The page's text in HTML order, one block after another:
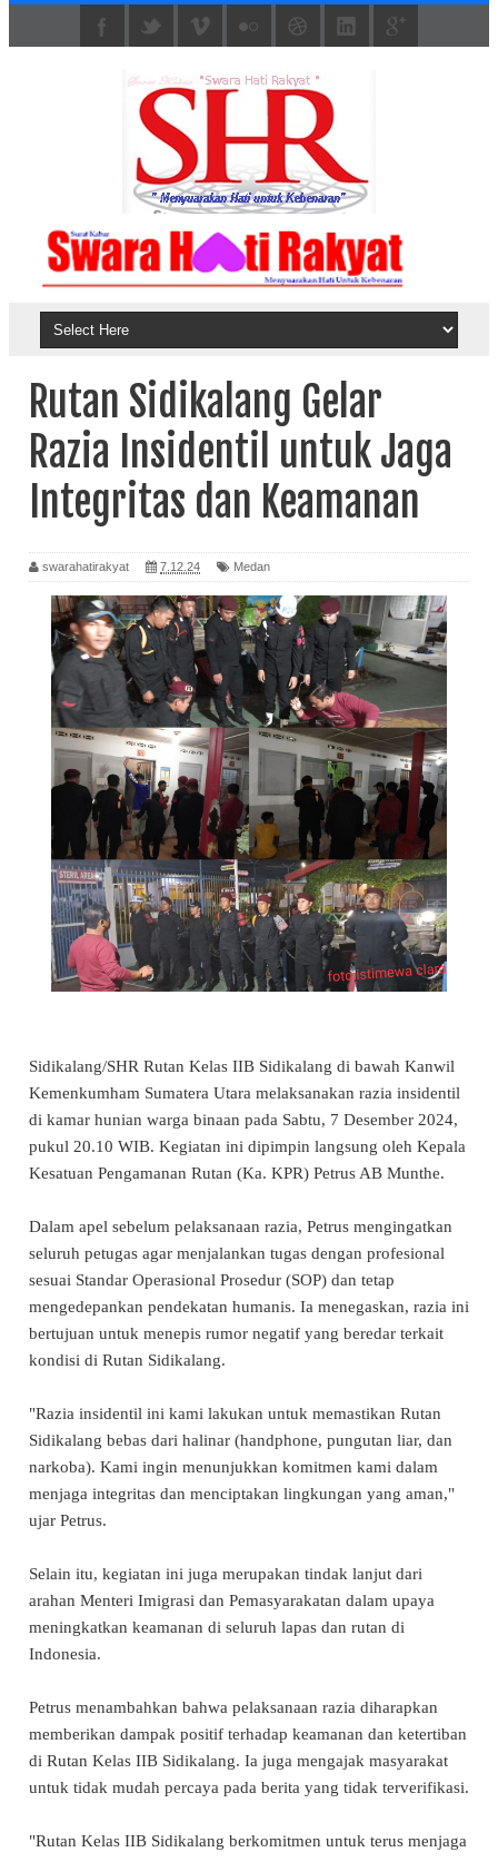
Rutan Sidikalang Gelar
Razia Insidentil untuk Jaga
Integritas dan Keamanan
swarahatirakyat 7.12.24 Medan
Sidikalang/SHR Rutan Kelas IIB Sidikalang di bawah Kanwil
Kemenkumham Sumatera Utara melaksanakan razia insidentil
di kamar hunian warga binaan pada Sabtu, 7 Desember 2024,
pukul 20.10 WIB. Kegiatan ini dipimpin langsung oleh Kepala
Kesatuan Pengamanan Rutan (Ka. KPR) Petrus AB Munthe.
Dalam apel sebelum pelaksanaan razia, Petrus mengingatkan
seluruh petugas agar menjalankan tugas dengan profesional
sesuai Standar Operasional Prosedur (SOP) dan tetap
mengedepankan pendekatan humanis. Ia menegaskan, razia ini
bertujuan untuk menepis rumor negatif yang beredar terkait
kondisi di Rutan Sidikalang.
"Razia insidentil ini kami lakukan untuk memastikan Rutan
Sidikalang bebas dari halinar (handphone, pungutan liar, dan
narkoba). Kami ingin menunjukkan komitmen kami dalam
menjaga integritas dan menciptakan lingkungan yang aman,"
ujar Petrus.
Selain itu, kegiatan ini juga merupakan tindak lanjut dari
arahan Menteri Imigrasi dan Pemasyarakatan dalam upaya
meningkatkan keamanan di seluruh lapas dan rutan di
Indonesia.
Petrus menambahkan bahwa pelaksanaan razia diharapkan
memberikan dampak positif terhadap keamanan dan ketertiban
di Rutan Kelas IIB Sidikalang. Ia juga mengajak masyarakat
untuk tidak mudah percaya pada berita yang tidak terverifikasi.
"Rutan Kelas IIB Sidikalang berkomitmen untuk terus menjaga